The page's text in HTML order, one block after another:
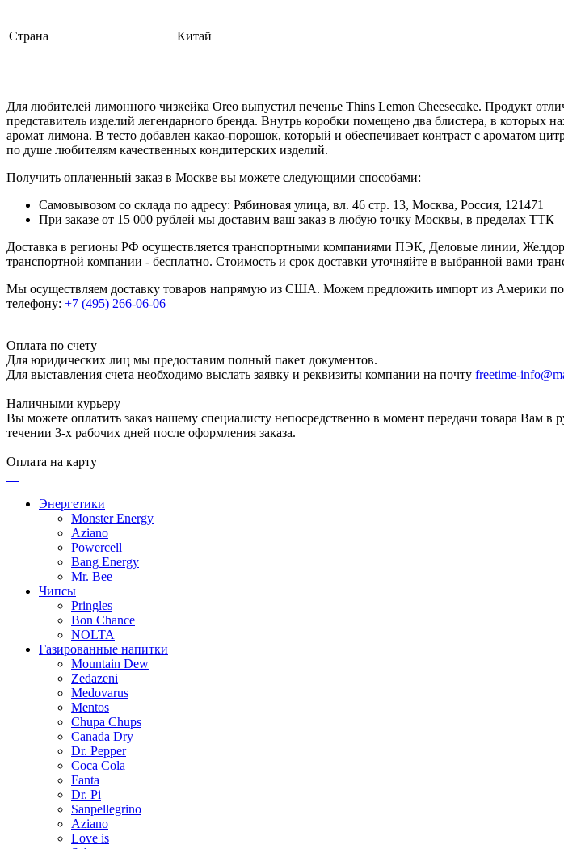
Страна Китай
Для любителей лимонного чизкейка Oreo выпустил печенье Thins Lemon Cheesecake. Продукт
представитель изделий легендарного бренда. Внутрь коробки помещено два блистера, в
аромат лимона. В тесто добавлен какао-порошок, который и обеспечивает контраст с ароматом
по душе любителям качественных кондитерских изделий.
Получить оплаченный заказ в Москве вы можете следующими способами:
Самовывозом со склада по адресу: Рябиновая улица, вл. 46 стр. 13, Москва, Россия, 121471
При заказе от 15 000 рублей мы доставим ваш заказ в любую точку Москвы, в пределах ТТК
Доставка в регионы РФ осуществляется транспортными компаниями ПЭК, Деловые линии,
транспортной компании - бесплатно. Стоимость и срок доставки уточняйте в выбранной вами
Мы осуществляем доставку товаров напрямую из США. Можем предложить импорт из Америки по
телефону: +7 (495) 266-06-06
Оплата по счету
Для юридических лиц мы предоставим полный пакет документов.
Для выставления счета необходимо выслать заявку и реквизиты компании на почту freetime-
Наличными курьеру
Вы можете оплатить заказ нашему специалисту непосредственно в момент передачи товара Вам
течении 3-х рабочих дней после оформления заказа.
Оплата на карту
Энергетики
Monster Energy
Aziano
Powercell
Bang Energy
Mr. Bee
Чипсы
Pringles
Bon Chance
NOLTA
Газированные напитки
Mountain Dew
Zedazeni
Medovarus
Mentos
Chupa Chups
Canada Dry
Dr. Pepper
Coca Cola
Fanta
Dr. Pi
Sanpellegrino
Aziano
Love is